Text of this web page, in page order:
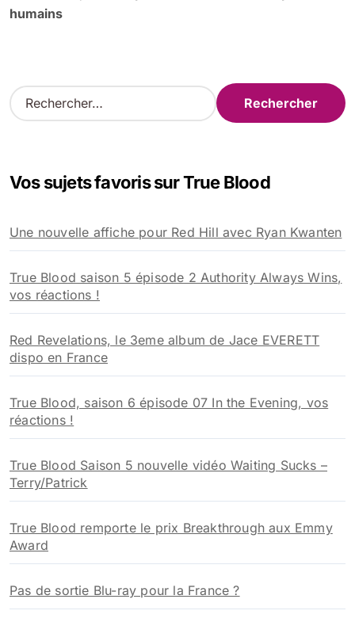
humains
R
e
r
e
r
:
Vos sujets favoris sur True Blood
Une nouvelle affiche pour Red Hill avec Ryan Kwanten
True Blood saison 5 épisode 2 Authority Always Wins,
vos réactions !
Red Revelations, le 3eme album de Jace EVERETT
dispo en France
True Blood, saison 6 épisode 07 In the Evening, vos
réactions !
True Blood Saison 5 nouvelle vidéo Waiting Sucks –
Terry/Patrick
True Blood remporte le prix Breakthrough aux Emmy
Award
Pas de sortie Blu-ray pour la France ?